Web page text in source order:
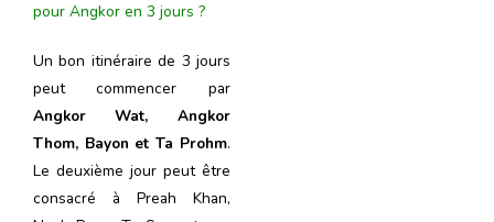
pour Angkor en 3 jours ?
Un bon itinéraire de 3 jours
peut commencer par
Angkor Wat, Angkor
Thom, Bayon et Ta Prohm.
Le deuxième jour peut être
consacré à Preah Khan,